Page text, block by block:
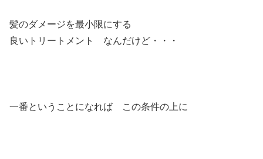
髪のダメージを最小限にする
良いトリートメント なんだけど・・・
一番ということになれば この条件の上に